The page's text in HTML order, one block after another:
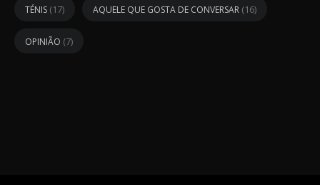
TÉNIS (17) AQUELE QUE GOSTA DE CONVERSAR (16)
OPINIÃO (7)